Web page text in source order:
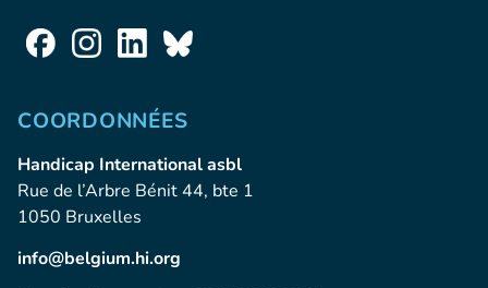
COORDONNÉES
Handicap International asbl
Rue de l’Arbre Bénit 44, bte 1
1050 Bruxelles
info@belgium.hi.org